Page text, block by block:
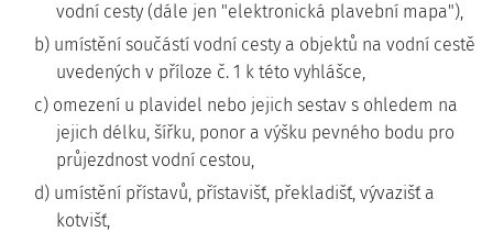
vodní cesty (dále jen "elektronická plavební mapa"),
b) umístění součástí vodní cesty a objektů na vodní cestě
uvedených v příloze č. 1 k této vyhlášce,
c) omezení u plavidel nebo jejich sestav s ohledem na
jejich délku, šířku, ponor a výšku pevného bodu pro
průjezdnost vodní cestou,
d) umístění přístavů, přístavišť, překladišť, vývazišť a
kotvišť,